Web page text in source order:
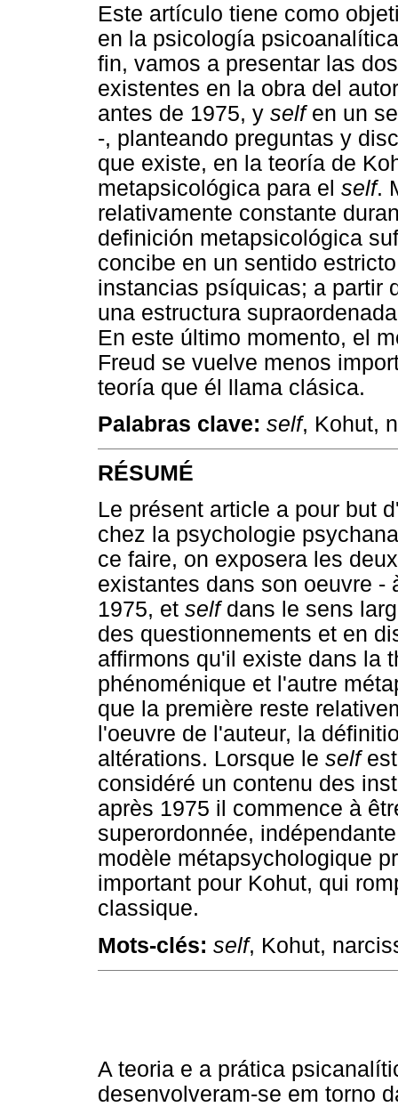
Este artículo tiene como
en la psicología
fin, vamos a presentar las
existentes en la obra del
antes de 1975, y selfen un
-, planteando preguntas y
que existe, en la teoría de
metapsicológica para el self.
relativamente constante
definición metapsicológica
concibe en un sentido
instancias psíquicas; a partir
una estructura
En este último momento, el
Freud se vuelve menos
teoría que él llama clásica.
Palabras clave: self, Kohut,
RÉSUMÉ
Le présent article a pour but
chez la psychologie
ce faire, on exposera les
existantes dans son oeuvre -
1975, et selfdans le sens
des questionnements et en
affirmons qu'il existe dans la
phénoménique et l'autre
que la première reste
l'oeuvre de l'auteur, la
altérations. Lorsque le selfest
considéré un contenu des
après 1975 il commence à
superordonnée,
modèle métapsychologique
important pour Kohut, qui
classique.
Mots-clés: self, Kohut,
A teoria e a prática
desenvolveram-se em torno